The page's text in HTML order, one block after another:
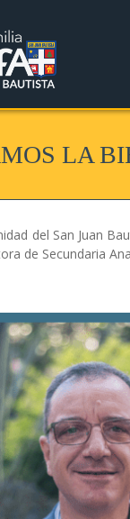
LA
del San Juan
de Secundaria